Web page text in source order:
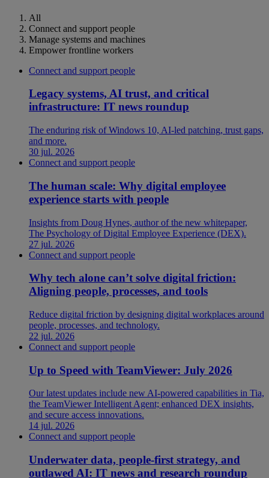
All
Connect and support people
Manage systems and machines
Empower frontline workers
Connect and support people
Legacy systems, AI trust, and critical
infrastructure: IT news roundup
The enduring risk of Windows 10, AI-led patching, trust gaps,
and more.
30 jul. 2026
Connect and support people
The human scale: Why digital employee
experience starts with people
Insights from Doug Hynes, author of the new whitepaper,
The Psychology of Digital Employee Experience (DEX).
27 jul. 2026
Connect and support people
Why tech alone can’t solve digital friction:
Aligning people, processes, and tools
Reduce digital friction by designing digital workplaces around
people, processes, and technology.
22 jul. 2026
Connect and support people
Up to Speed with TeamViewer: July 2026
Our latest updates include new AI-powered capabilities in Tia,
the TeamViewer Intelligent Agent; enhanced DEX insights,
and secure access innovations.
14 jul. 2026
Connect and support people
Underwater data, people-first strategy, and
outlawed AI: IT news and research roundup